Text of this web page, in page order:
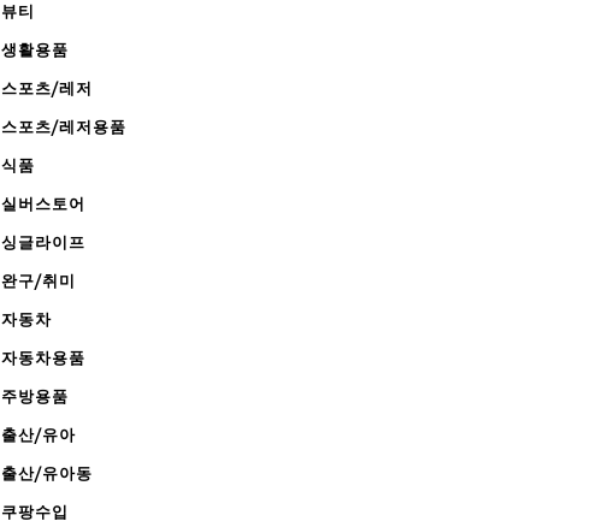
뷰티
생활용품
스포츠/레저
스포츠/레저용품
식품
실버스토어
싱글라이프
완구/취미
자동차
자동차용품
주방용품
출산/유아
출산/유아동
쿠팡수입